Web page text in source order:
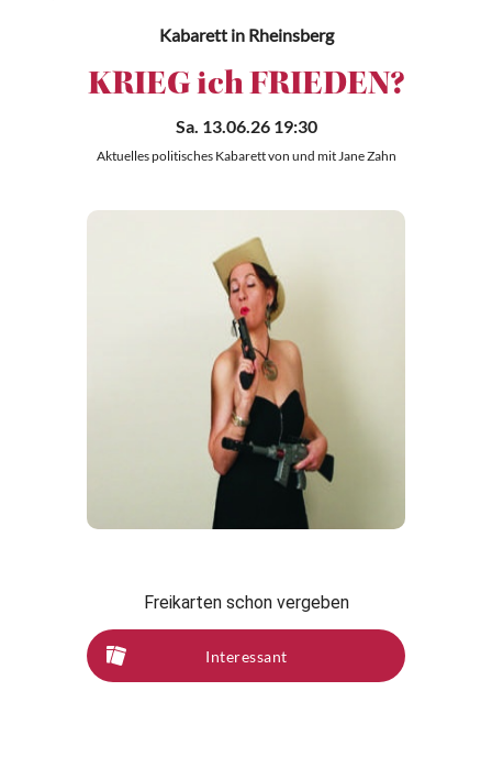
Kabarettin Rheinsberg
KRIEG ich FRIEDEN?
Sa. 13.06.26 19:30
Aktuelles politisches Kabarett von und mit Jane Zahn
Freikarten schon vergeben
Interessant